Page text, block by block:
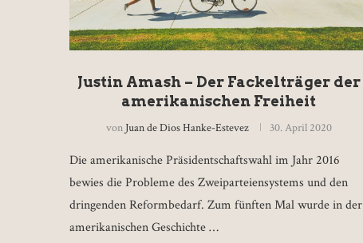
Justin Amash – Der Fackelträger der
amerikanischen Freiheit
von Juan de Dios Hanke-Estevez 30. April 2020
Die amerikanische Präsidentschaftswahl im Jahr 2016
bewies die Probleme des Zweiparteiensystems und den
dringenden Reformbedarf. Zum fünften Mal wurde in der
amerikanischen Geschichte …